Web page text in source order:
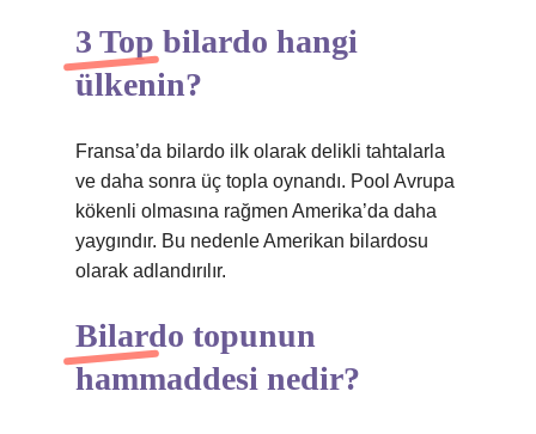
3 Top bilardo hangi
ülkenin?
Fransa’da bilardo ilk olarak delikli tahtalarla
ve daha sonra üç topla oynandı. Pool Avrupa
kökenli olmasına rağmen Amerika’da daha
yaygındır. Bu nedenle Amerikan bilardosu
olarak adlandırılır.
Bilardo topunun
hammaddesi nedir?